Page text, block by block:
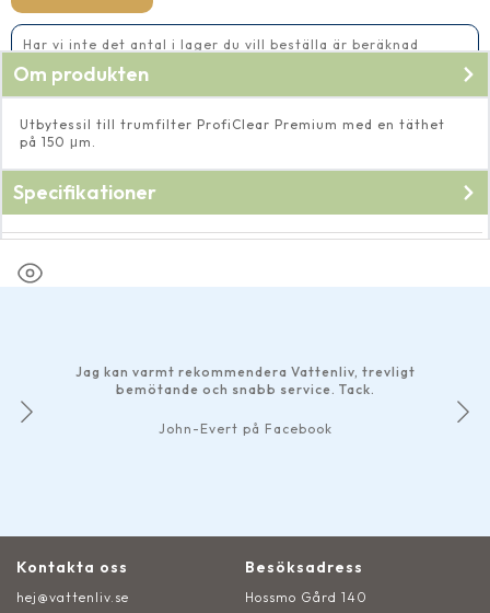
mängd
Har vi inte det antal i lager du vill beställa är beräknad
Om produkten
Utbytessil till trumfilter ProfiClear Premium med en täthet
på 150 μm.
Specifikationer
Jag kan varmt rekommendera Vattenliv, trevligt
bemötande och snabb service. Tack.
John-Evert på Facebook
Kontakta oss
hej@vattenliv.se
Besöksadress
Hossmo Gård 140